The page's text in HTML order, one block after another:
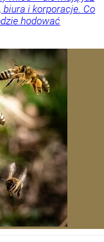
biura i korporacje. Co
hodować